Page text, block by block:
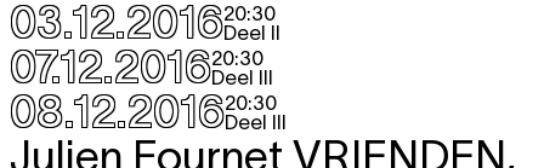
20:30 Deel III
performance
do
8.12
Julien FournetVRIENDEN, TIJD
VOOR EEN PAUZE
Deel III
performance
03.12.201620:30
Deel II
07.12.201620:30
Deel III
08.12.201620:30
Deel III
Julien Fournet VRIENDEN,